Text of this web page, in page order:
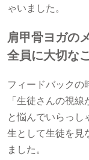
ゃいました。
肩甲骨ヨガの
全員に大切な
フィードバックの
「生徒さんの視
と悩んでいらっ
生として生徒を見
ました。